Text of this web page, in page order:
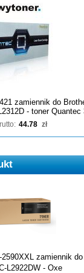
zamiennik do
- toner Quantec
44.78 zł
zamiennik do
L2922DW - Oxe